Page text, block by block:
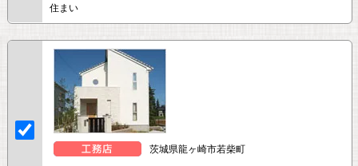
住まい
茨城県龍ヶ崎市若柴町